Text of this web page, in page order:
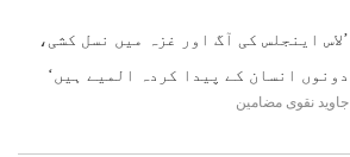
’لاس اینجلس کی آگ اور غزہ میں نسل کشی،
دونوں انسان کے پیدا کردہ المیے ہیں‘
جاوید نقوی مضامین